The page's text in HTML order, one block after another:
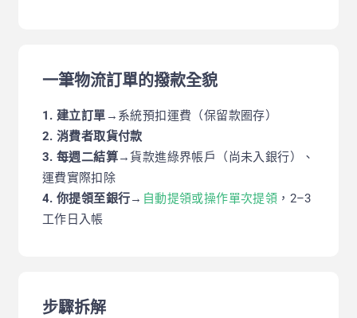
一筆物流訂單的撥款全貌
1. 建立訂單 →系統預扣運費（保留款圈存）
2. 消費者取貨付款
3. 每週二結算→貨款進綠界帳戶（尚未入銀行）、
運費實際扣除
4. 你提領至銀行→ 自動提領或操作單次提領 ，2–3
工作日入帳
步驟拆解